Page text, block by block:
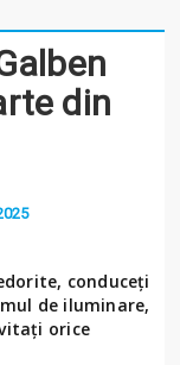
din
conduceți
de iluminare,
orice